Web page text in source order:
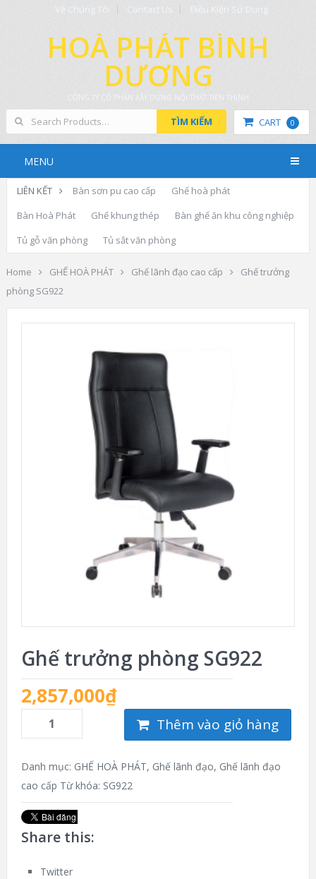
Về Chúng Tôi Contact Us Điều Kiện Sử Dụng
HOÀ PHÁT BÌNH
DƯƠNG
CÔNG TY CỔ PHẦN XÂY DỰNG NỘI THẤT TIẾN THỊNH
CART 0
TÌM KIẾM
MENU
LIÊN KẾT Bàn sơn pu cao cấp
Ghế hoà phát
Bàn Hoà Phát
Ghế khung thép
Bàn ghế ăn khu công nghiệp
Tủ gỗ văn phòng
Tủ sắt văn phòng
Home GHẾ HOÀ PHÁT Ghế lãnh đạo cao cấp
Ghế trưởng
phòng SG922
Ghế trưởng phòng SG922
2,857,000₫
Thêm vào giỏ hàng
Danh mục: GHẾ HOÀ PHÁT, Ghế lãnh đạo, Ghế lãnh đạo
cao cấp Từ khóa: SG922
Share this:
Twitter